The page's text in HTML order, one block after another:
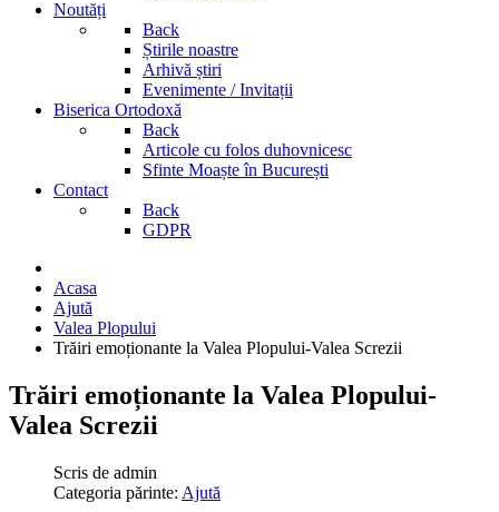
Noutăți
Back
Știrile noastre
Arhivă știri
Evenimente / Invitații
Biserica Ortodoxă
Back
Articole cu folos duhovnicesc
Sfinte Moaște în București
Contact
Back
GDPR
Acasa
Ajută
Valea Plopului
Trăiri emoționante la Valea Plopului-Valea Screzii
Trăiri emoționante la Valea Plopului-
Valea Screzii
Scris de admin
Categoria părinte: Ajută